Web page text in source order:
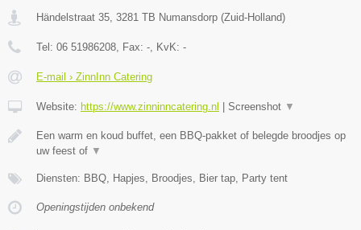
Händelstraat 35, 3281 TB Numansdorp (Zuid-Holland)
Tel: 06 51986208, Fax: -, KvK: -
E-mail › ZinnInn Catering
Website: https://www.zinninncatering.nl Screenshot ▼
Een warm en koud buffet, een BBQ-pakket of belegde broodjes op
uw feest of ▼
Diensten: BBQ, Hapjes, Broodjes, Bier tap, Party tent
Openingstijden onbekend